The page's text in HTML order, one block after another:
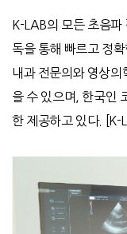
K-LAB의 모든 초음파
독을 통해 빠르고 정
내과 전문의와 영상의
을 수 있으며
,한국인
한 제공하고 있다. [K-